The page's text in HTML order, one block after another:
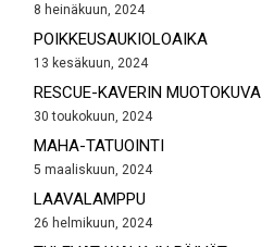
8 heinäkuun, 2024
POIKKEUSAUKIOLOAIKA
13 kesäkuun, 2024
RESCUE-KAVERIN MUOTOKUVA
30 toukokuun, 2024
MAHA-TATUOINTI
5 maaliskuun, 2024
LAAVALAMPPU
26 helmikuun, 2024